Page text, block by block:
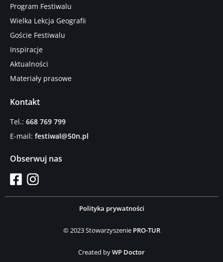
Program Festiwalu
Wielka Lekcja Geografii
Goście Festiwalu
Inspiracje
Aktualności
Materiały prasowe
Kontakt
Tel.: 668 769 799
E-mail: festiwal@50n.pl
Obserwuj nas
Polityka prywatności
© 2023 Stowarzyszenie PRO-TUR
Created byWP Doctor